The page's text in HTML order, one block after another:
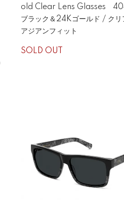
old Clear Lens Glasses 40
ブラック＆24Kゴールド / ク
アジアンフィット
SOLD OUT